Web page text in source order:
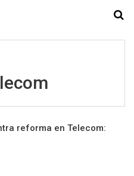
reforma en Telecom: